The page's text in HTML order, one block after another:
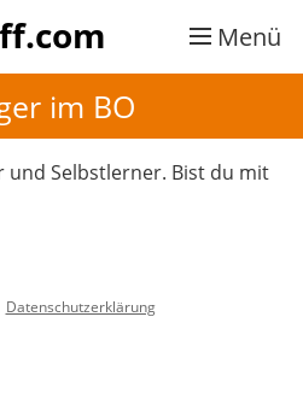
Menü
im BO
und Selbstlerner. Bist du mit
Datenschutzerklärung